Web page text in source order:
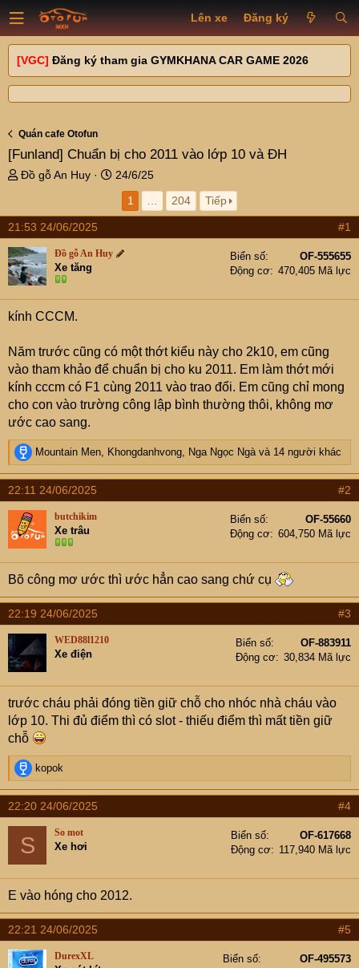
Lên xe Đăng ký
[VGC] Đăng ký tham gia GYMKHANA CAR GAME 2026
Quán cafe Otofun
[Funland] Chuẩn bị cho 2011 vào lớp 10 và ĐH
T
e
a
d
s
t
r
r
Đồ gỗ An Huy
N
y
ử
24/6/25
1
204 Tiếp
21:53 24/06/2025 #1
Đồ gỗ An Huy
Xe tăng
Biển số
OF-555655
Động cơ
470,405 Mã lực
kính CCCM.
Năm trước cũng có một thớt kiểu này cho 2k10, em cũng
vào tham khảo để chuẩn bị cho ku 2011. Em làm thớt mới
kính cccm có F1 cùng 2011 vào trao đổi. Em cũng chỉ mong
cho con vào trường công lập bình thường thôi, không mơ
ước cao sang.
R
e
a
c
t
o
n
s
:
Mountain Men, Khongdanhvong, Nga Ngọc Ngàvà 14 người khác
22:11 24/06/2025 #2
butchikim
Xe trâu
Biển số
OF-55660
Động cơ
604,750 Mã lực
Bõ công mơ ước thì ước hẳn cao sang chứ cụ
22:19 24/06/2025 #3
WED88l1210
Xe điện
Biển số
OF-883911
Động cơ
30,834 Mã lực
trước cháu phải đóng tiền giữ chỗ cho nhóc nhà cháu vào
lớp 10. Thi đủ điểm thì có slot - thiếu điểm thì mất tiền giữ
chỗ
R
e
a
c
t
n
s
:
kopok
22:20 24/06/2025 #4
S So mot
Xe hơi
Biển số
OF-617668
Động cơ
117,940 Mã lực
E vào hóng cho 2012.
22:21 24/06/2025 #5
DurexXL Biển số
OF-495573